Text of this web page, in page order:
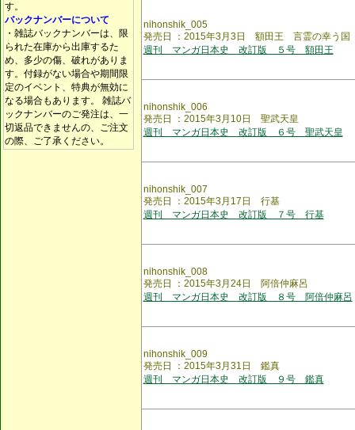
す。
バックナンバーについて
・雑誌バックナンバーは、限
られた在庫から出庫するた
め、多少の傷、破れがありま
す。付録がない場合や期間限
定のイベント、特典が無効に
なる場合もあります。 雑誌バ
ックナンバーのご発注は、一
切返品できませんの、ご注文
の際、ご了承ください。
nihonshik_005
発売日 ：2015年3月3日 額田王 言霊の幸う国
週刊 マンガ日本史 改訂版 ５号 額田王
nihonshik_006
発売日 ：2015年3月10日 聖武天皇
週刊 マンガ日本史 改訂版 ６号 聖武天皇
nihonshik_007
発売日 ：2015年3月17日 行基
週刊 マンガ日本史 改訂版 ７号 行基
nihonshik_008
発売日 ：2015年3月24日 阿倍仲麻呂
週刊 マンガ日本史 改訂版 ８号 阿倍仲麻呂
nihonshik_009
発売日 ：2015年3月31日 鑑真
週刊 マンガ日本史 改訂版 ９号 鑑真